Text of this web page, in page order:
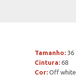
Tamanho: 36
Cintura: 68
Cor: Off white